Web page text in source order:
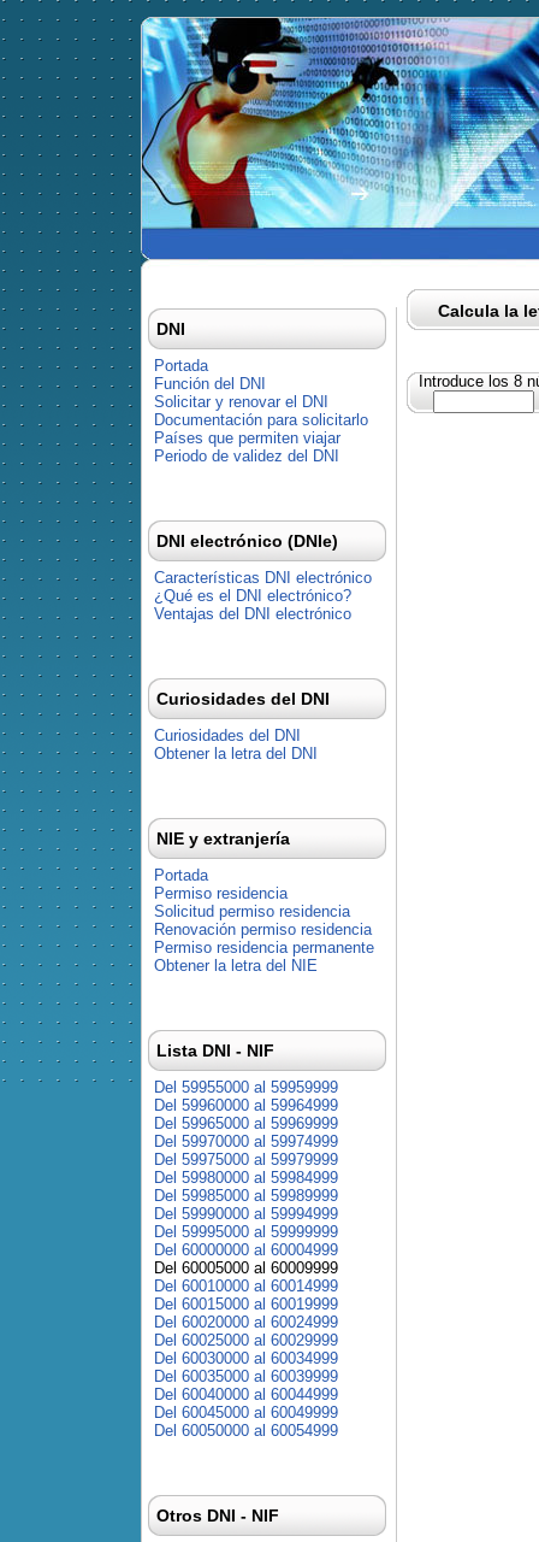
Calcula la
Introduce los 8
DNI
Portada
Función del DNI
Solicitar y renovar el DNI
Documentación para solicitarlo
Países que permiten viajar
Periodo de validez del DNI
DNI electrónico (DNIe)
Características DNI electrónico
¿Qué es el DNI electrónico?
Ventajas del DNI electrónico
Curiosidades del DNI
Curiosidades del DNI
Obtener la letra del DNI
NIE y extranjería
Portada
Permiso residencia
Solicitud permiso residencia
Renovación permiso residencia
Permiso residencia permanente
Obtener la letra del NIE
Lista DNI - NIF
Del 59955000 al 59959999
Del 59960000 al 59964999
Del 59965000 al 59969999
Del 59970000 al 59974999
Del 59975000 al 59979999
Del 59980000 al 59984999
Del 59985000 al 59989999
Del 59990000 al 59994999
Del 59995000 al 59999999
Del 60000000 al 60004999
Del 60005000 al 60009999
Del 60010000 al 60014999
Del 60015000 al 60019999
Del 60020000 al 60024999
Del 60025000 al 60029999
Del 60030000 al 60034999
Del 60035000 al 60039999
Del 60040000 al 60044999
Del 60045000 al 60049999
Del 60050000 al 60054999
Otros DNI - NIF